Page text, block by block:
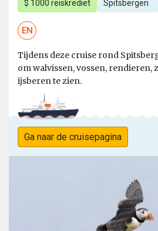
$ 1000 reiskrediet Spitsbergen
EN
Tijdens deze cruise rond
om walvissen, vossen, rendieren,
ijsberen te zien.
Ga naar de cruisepagina